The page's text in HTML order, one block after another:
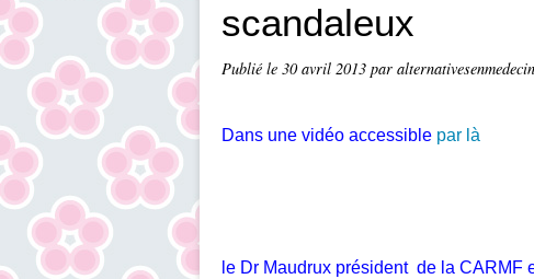
scandaleux
Publié le 30 avril 2013 par
Dans une vidéo accessible par là
le Dr Maudrux président de la CARMF